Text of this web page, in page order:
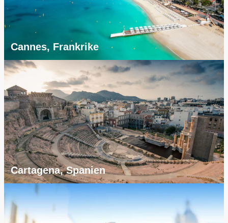
Cannes, Frankrike
Cartagena, Spanien